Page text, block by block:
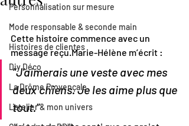
Personnalisation sur mesure
Mode responsable & seconde main
Histoires de clientes
Diy Déco
La Drôme Provençale
L'atelier & mon univers
Cette histoire commence avec un
message reçu.Marie-Hélène m’écrit :
“J’aimerais une veste avec mes
deux chiens. Je les aime plus que
tout.”